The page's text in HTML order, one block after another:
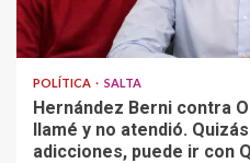
POLÍTICA SALTA
Hernández Berni contra
llamé y no atendió.
adicciones, puede ir con